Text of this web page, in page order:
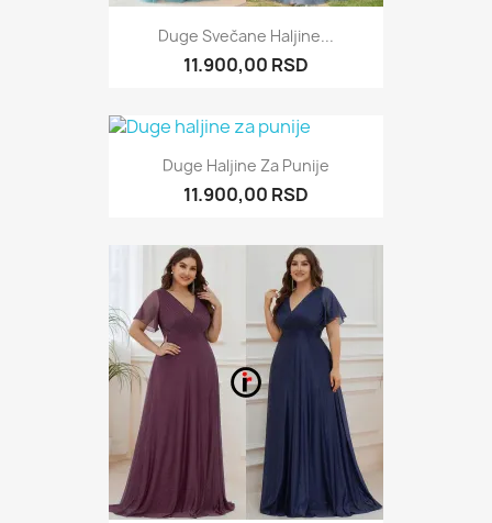
Duge Svečane Haljine...
11.900,00 RSD
Duge Haljine Za Punije
11.900,00 RSD